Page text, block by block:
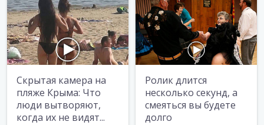
Скрытая камера на
пляже Крыма: Что
люди вытворяют,
когда их не видят...
Ролик длится
несколько секунд, а
смеяться вы будете
долго